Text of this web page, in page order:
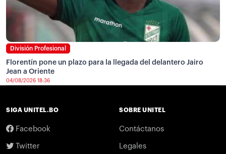
División Profesional
Florentín pone un plazo para la llegada del delantero Jairo
Jean a Oriente
04/08/2026 18:36
SIGA UNITEL.BO
Facebook
Twitter
SOBRE UNITEL
Contáctanos
Legales